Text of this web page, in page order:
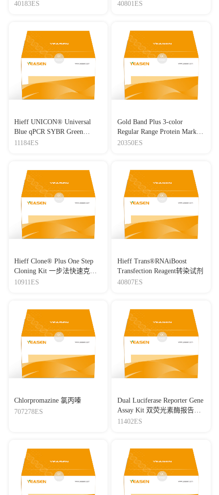
40183ES Lipo3000转染试剂
40801ES
Hieff UNICON® Universal
Blue qPCR SYBR Green
Master Mix
11184ES
Gold Band Plus 3-color
Regular Range Protein Marker
(8-180 kDa) 三色预染蛋白质
20350ES
Hieff Clone® Plus One Step
Cloning Kit 一步法快速克隆
试剂盒
10911ES
Hieff Trans®RNAiBoost
Transfection Reagent转染试剂
40807ES
Chlorpromazine 氯丙嗪
707278ES
Dual Luciferase Reporter Gene
Assay Kit 双荧光素酶报告基
因检测试剂盒
11402ES